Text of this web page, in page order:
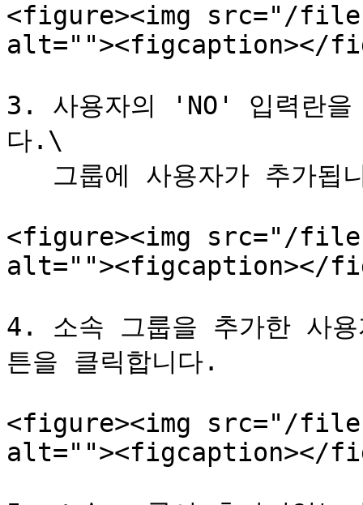
<figure><img src="/
alt=""><figcaption></
3. 사용자의 'NO' 입력란을
다.\
<figure><img src="/files/
alt=""><figcaption></
4. 소속 그룹을 추가한 사
튼을 클릭합니다.
<figure><img src="/files/
alt=""><figcaption></